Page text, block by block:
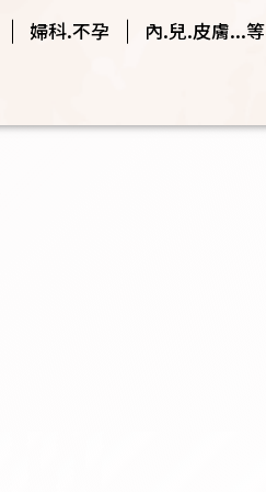
婦科.不孕 內.兒.皮膚...等